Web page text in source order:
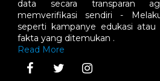
data secara transparan
memverifikasi sendiri -
seperti kampanye edukasi atau
fakta yang ditemukan .
Read More